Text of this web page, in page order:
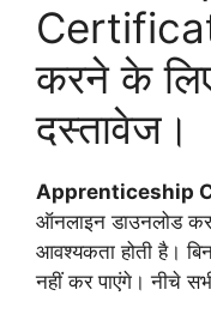
करने के
दस्तावेज।
Apprenticeship
ऑनलाइन डाउनलोड
आवश्यकता होती है।
नहीं कर पाएंगे। नीचे